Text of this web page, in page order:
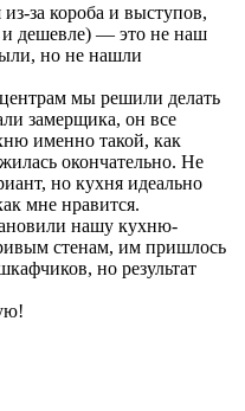
за короба и выступов,
и дешевле) — это не наш
но не нашли
мы решили делать
замерщика, он все
именно такой, как
окончательно. Не
но кухня идеально
мне нравится.
нашу кухню-
стенам, им пришлось
но результат